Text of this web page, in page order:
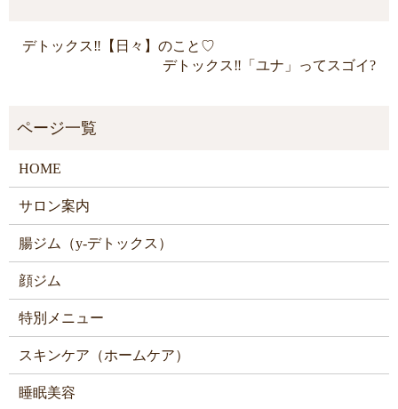
デトックス‼︎【日々】のこと♡
デトックス‼︎「ユナ」ってスゴイ?
HOME
サロン案内
腸ジム（y-デトックス）
顔ジム
特別メニュー
スキンケア（ホームケア）
睡眠美容